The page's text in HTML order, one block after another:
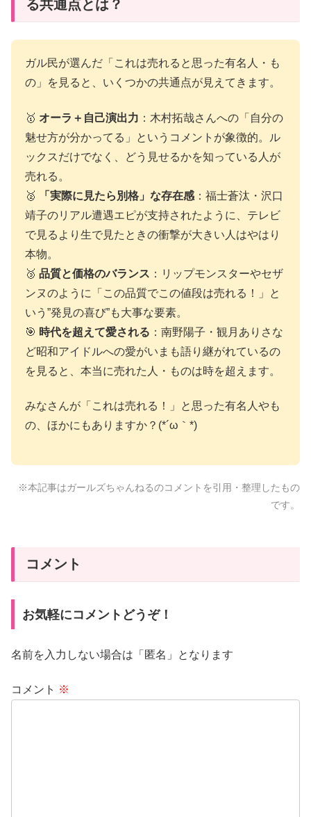
る共通点とは？
ガル民が選んだ「これは売れると思った有名人・も
の」を見ると、いくつかの共通点が見えてきます。
🥇 オーラ＋自己演出力 ：木村拓哉さんへの「自分の
魅せ方が分かってる」というコメントが象徴的。ル
ックスだけでなく、どう見せるかを知っている人が
売れる。
🥈
「実際に見たら別格」な存在感 ：福士蒼汰・沢口
靖子のリアル遭遇エピが支持されたように、テレビ
で見るより生で見たときの衝撃が大きい人はやはり
本物。
🥉 品質と価格のバランス ：リップモンスターやセザ
ンヌのように「この品質でこの値段は売れる！」と
いう”発見の喜び”も大事な要素。
🎯 時代を超えて愛される ：南野陽子・観月ありさな
ど昭和アイドルへの愛がいまも語り継がれているの
を見ると、本当に売れた人・ものは時を超えます。
みなさんが「これは売れる！」と思った有名人やも
の、ほかにもありますか？(*´ω｀*)
※本記事はガールズちゃんねるのコメントを引用・整理したもの
です。
コメント
お気軽にコメントどうぞ！
名前を入力しない場合は「匿名」となります
コメント ※